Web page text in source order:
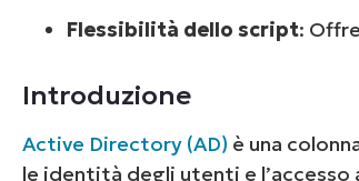
Flessibilità dello script:
Introduzione
Active Directory (AD) è una
le identità degli utenti e